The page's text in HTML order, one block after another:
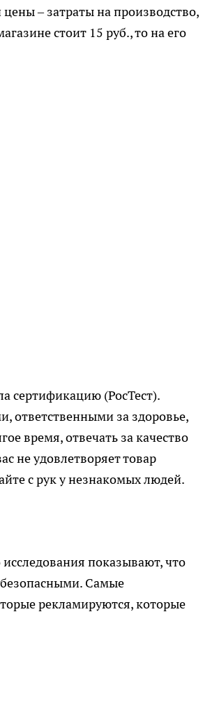
– затраты на производство,
стоит 15 руб., то на его
сертификацию (РосТест).
ответственными за здоровье,
время, отвечать за качество
не удовлетворяет товар
с рук у незнакомых людей.
показывают, что
безопасными. Самые
рекламируются, которые